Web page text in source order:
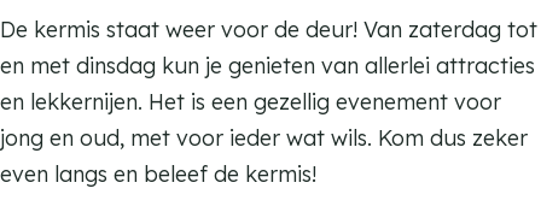
D
u
i
z
e
i
s
D
u
De kermis staat weer voor de deur! Van zaterdag tot
en met dinsdag kun je genieten van allerlei attracties
en lekkernijen. Het is een gezellig evenement voor
jong en oud, met voor ieder wat wils. Kom dus zeker
even langs en beleef de kermis!